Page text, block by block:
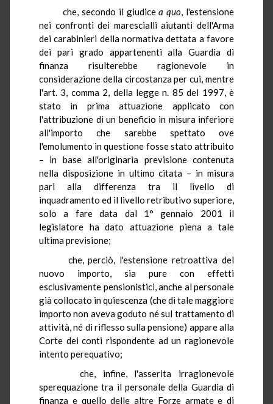
che, secondo il giudicea quo, l'estensione
nei confronti dei marescialli aiutanti dell'Arma
dei carabinieri della normativa dettata a favore
dei pari grado appartenenti alla Guardia di
finanza risulterebbe ragionevole in
considerazione della circostanza per cui, mentre
l'art. 3, comma 2, della legge n. 85 del 1997, è
stato in prima attuazione applicato con
l'attribuzione di un beneficio in misura inferiore
all'importo che sarebbe spettato ove
l'emolumento in questione fosse stato attribuito
– in base all'originaria previsione contenuta
nella disposizione in ultimo citata – in misura
pari alla differenza tra il livello di
inquadramento ed il livello retributivo superiore,
solo a fare data dal 1° gennaio 2001 il
legislatore ha dato attuazione piena a tale
ultima previsione;
che, perciò, l'estensione retroattiva del
nuovo importo, sia pure con effetti
esclusivamente pensionistici, anche al personale
già collocato in quiescenza (che di tale maggiore
importo non aveva goduto né sul trattamento di
attività, né di riflesso sulla pensione) appare alla
Corte dei conti rispondente ad un ragionevole
intento perequativo;
che, infine, l'asserita irragionevole
sperequazione tra il personale della Guardia di
finanza e quello delle altre Forze armate e di